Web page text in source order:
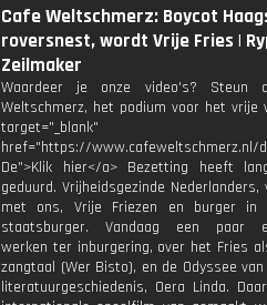
Cafe Weltschmerz: Boycot
roversnest, wordt Vrije Fries |
Zeilmaker
Waardeer je onze video's? Steun
Weltschmerz, het podium voor het vrije
target="_blank"
href="https://www.cafeweltschmerz.nl/
De">Klik hier</a> Bezetting heeft
geduurd. Vrijheidsgezinde Nederlanders,
met ons, Vrije Friezen en burger in
staatsburger. Vandaag een paar
werken ter inburgering, over het Fries
zangtaal (Wer Bisto), en de Odyssee
literatuurgeschiedenis, Oera Linda.